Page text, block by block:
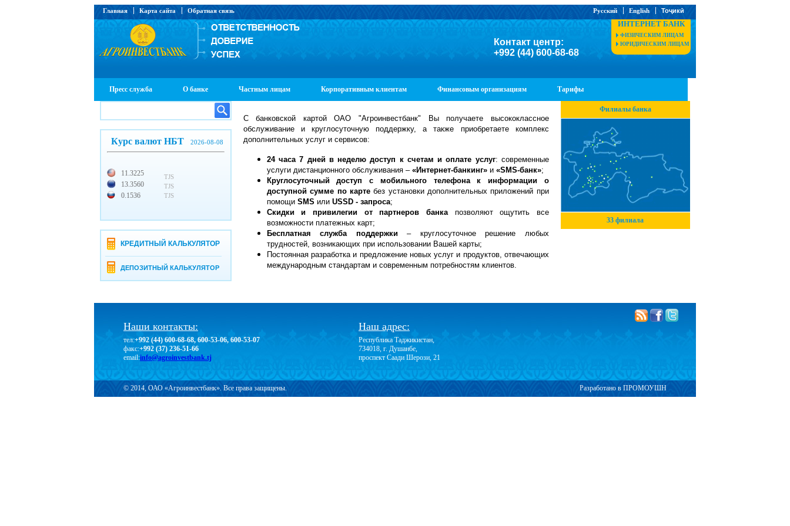
Главная Карта сайта Обратная связь Русский English Тоҷикӣ
Контакт центр:
+992 (44) 600-68-68
ИНТЕРНЕТ БАНК
ФИЗИЧЕСКИМ ЛИЦАМ
ЮРИДИЧЕСКИМ ЛИЦАМ
Пресс служба О банке Частным лицам Корпоративным клиентам Финансовым организациям Тарифы
Курс валют НБТ 2026-08-08
11.3225
13.3560
0.1536
TJS
TJS
TJS
КРЕДИТНЫЙ КАЛЬКУЛЯТОР
ДЕПОЗИТНЫЙ КАЛЬКУЛЯТОР
С банковской картой ОАО "Агроинвестбанк" Вы получаете высококлассное
обслуживание и круглосуточную поддержку, а также приобретаете комплекс
дополнительных услуг и сервисов:
24 часа 7 дней в неделю доступ к счетам и оплате услуг: современные
услуги дистанционного обслуживания – «Интернет-банкинг»и «SMS-банк»;
Круглосуточный доступ с мобильного телефона к информации о
доступной сумме по картебез установки дополнительных приложений при
помощи SMS или USSD - запроса;
Скидки и привилегии от партнеров банкапозволяют ощутить все
возможности платежных карт;
Бесплатная служба поддержки– круглосуточное решение любых
трудностей, возникающих при использовании Вашей карты;
Постоянная разработка и предложение новых услуг и продуктов, отвечающих
международным стандартам и современным потребностям клиентов.
Филиалы банка
33 филиала
Наши контакты:
тел:+992 (44) 600-68-68, 600-53-06, 600-53-07
факс:+992 (37) 236-51-66
email:info@agroinvestbank.tj
Наш адрес:
Республика Таджикистан,
734018, г. Душанбе,
проспект Саади Шерози, 21
© 2014, ОАО «Агроинвестбанк». Все права защищены. Разработано в ПРОМОУШН